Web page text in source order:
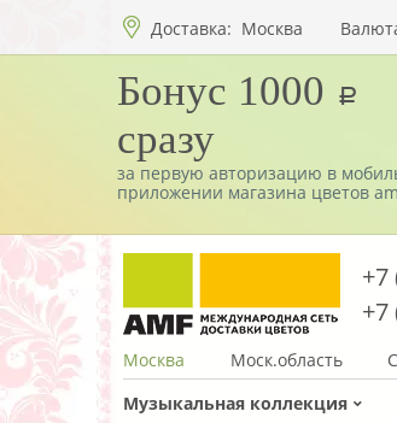
Бонус 1000 a
сразу
за первую авторизацию в
приложении магазина цветов
Доставка: Москва
+7
+7
Москва Моск.область
Музыкальная коллекция